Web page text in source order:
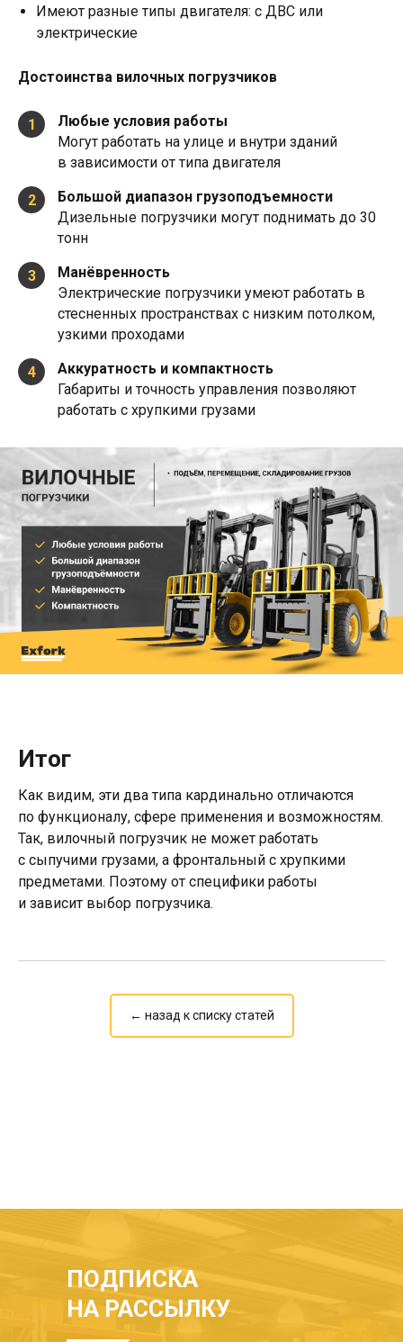
Имеют разные типы двигателя: с ДВС или
электрические
Достоинства вилочных погрузчиков
1
Любые условия работы
Могут работать на улице и внутри зданий
в зависимости от типа двигателя
2
Большой диапазон грузоподъемности
Дизельные погрузчики могут поднимать до 30
тонн
3
Манёвренность
Электрические погрузчики умеют работать в
стесненных пространствах с низким потолком,
узкими проходами
4
Аккуратность и компактность
Габариты и точность управления позволяют
работать с хрупкими грузами
Итог
Как видим, эти два типа кардинально отличаются
по функционалу, сфере применения и возможностям.
Так, вилочный погрузчик не может работать
с сыпучими грузами, а фронтальный с хрупкими
предметами. Поэтому от специфики работы
и зависит выбор погрузчика.
← назад к списку статей
ПОДПИСКА
НА РАССЫЛКУ